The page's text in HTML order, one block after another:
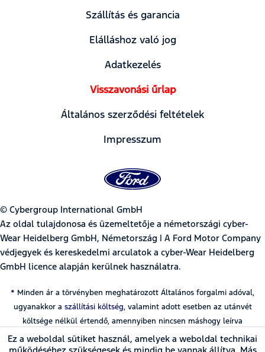
Szállítás és garancia
Elálláshoz való jog
Adatkezelés
Visszavonási űrlap
Általános szerződési feltételek
Impresszum
© Cybergroup International GmbH
Az oldal tulajdonosa és üzemeltetője a németországi cyber-
Wear Heidelberg GmbH, Németország | A Ford Motor Company
védjegyek és kereskedelmi arculatok a cyber-Wear Heidelberg
GmbH licence alapján kerülnek használatra.
* Minden ár a törvényben meghatározott Általános forgalmi adóval,
ugyanakkor a szállítási költség, valamint adott esetben az utánvét
költsége nélkül értendő, amennyiben nincsen máshogy leírva
Ez a weboldal sütiket használ, amelyek a weboldal technikai